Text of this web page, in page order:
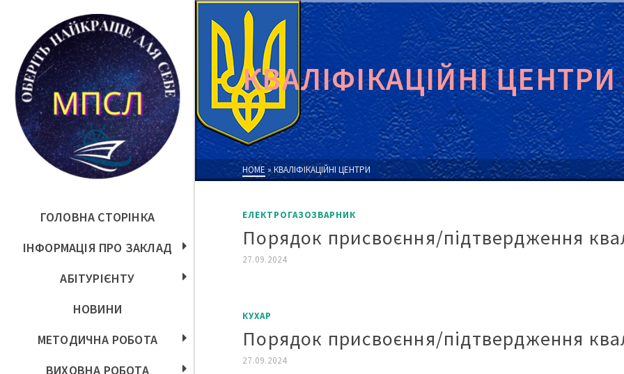
ГОЛОВНА СТОРІНКА
ІНФОРМАЦІЯ ПРО ЗАКЛАД
АБІТУРІЄНТУ
НОВИНИ
МЕТОДИЧНА РОБОТА
ВИХОВНА РОБОТА
КВАЛІФІКАЦІЙНІ ЦЕНТРИ
HOME »КВАЛІФІКАЦІЙНІ ЦЕНТРИ
ЕЛЕКТРОГАЗОЗВАРНИК
Порядок присвоєння/підтвердження
27.09.2024
КУХАР
Порядок присвоєння/підтвердження
27.09.2024